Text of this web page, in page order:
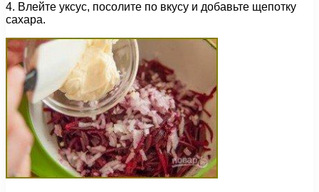
4. Влейте уксус, посолите по вкусу и добавьте щепотку
сахара.